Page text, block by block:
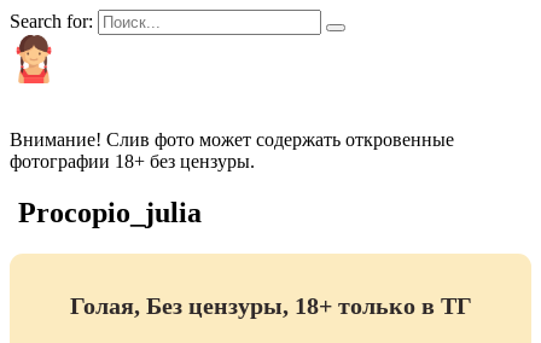
Search for:
Внимание! Слив фото может содержать откровенные
фотографии 18+ без цензуры.
Procopio_julia
Голая, Без цензуры, 18+ только в ТГ